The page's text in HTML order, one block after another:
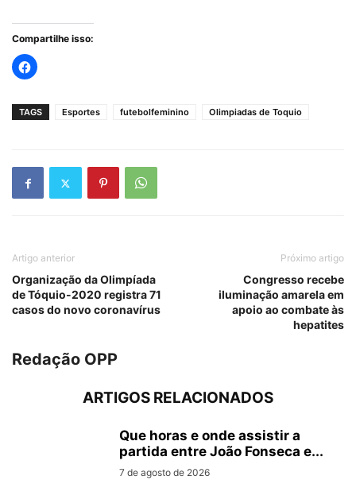
Compartilhe isso:
TAGS Esportes futebolfeminino Olimpiadas de Toquio
Artigo anterior
Organização da Olimpíada
de Tóquio-2020 registra 71
casos do novo coronavírus
Próximo artigo
Congresso recebe
iluminação amarela em
apoio ao combate às
hepatites
Redação OPP
ARTIGOS RELACIONADOS
Que horas e onde assistir a
partida entre João Fonseca e...
7 de agosto de 2026